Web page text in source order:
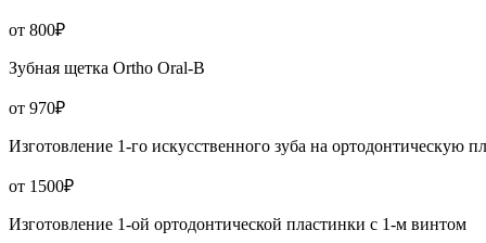
от 800₽
Зубная щетка Ortho Oral-B
от 970₽
Изготовление 1-го искусственного зуба на ортодонтическую
от 1500₽
Изготовление 1-ой ортодонтической пластинки с 1-м винтом